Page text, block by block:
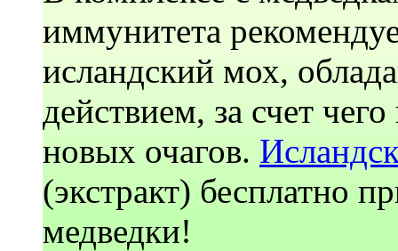
иммунитета
ислaндский мох,
действием, за счет
новых очагов.
(экстракт) бесплатно
медведки!